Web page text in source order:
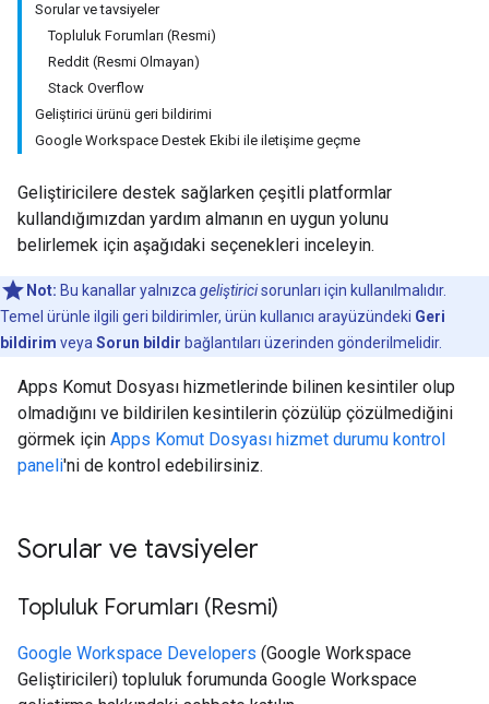
Sorular ve tavsiyeler
Topluluk Forumları (Resmi)
Reddit (Resmi Olmayan)
Stack Overflow
Geliştirici ürünü geri bildirimi
Google Workspace Destek Ekibi ile iletişime geçme
Geliştiricilere destek sağlarken çeşitli platformlar
kullandığımızdan yardım almanın en uygun yolunu
belirlemek için aşağıdaki seçenekleri inceleyin.
Not: Bu kanallar yalnızca geliştiricisorunları için kullanılmalıdır.
Temel ürünle ilgili geri bildirimler, ürün kullanıcı arayüzündeki Geri
bildirim veya Sorun bildir bağlantıları üzerinden gönderilmelidir.
Apps Komut Dosyası hizmetlerinde bilinen kesintiler olup
olmadığını ve bildirilen kesintilerin çözülüp çözülmediğini
görmek için Apps Komut Dosyası hizmet durumu kontrol
paneli'ni de kontrol edebilirsiniz.
Sorular ve tavsiyeler
Topluluk Forumları (Resmi)
Google Workspace Developers (Google Workspace
Geliştiricileri) topluluk forumunda Google Workspace